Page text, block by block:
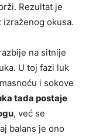
Rezultat je
okusa.
na sitnije
U toj fazi luk
i sokove
tada postaje
, već se
balans je ono